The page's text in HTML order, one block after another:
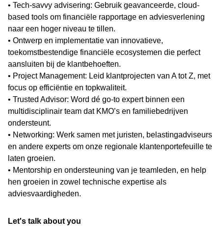
• Tech-savvy advisering: Gebruik geavanceerde, cloud-
based tools om financiële rapportage en adviesverlening
naar een hoger niveau te tillen.
• Ontwerp en implementatie van innovatieve,
toekomstbestendige financiële ecosystemen die perfect
aansluiten bij de klantbehoeften.
• Project Management: Leid klantprojecten van A tot Z, met
focus op efficiëntie en topkwaliteit.
• Trusted Advisor: Word dé go-to expert binnen een
multidisciplinair team dat KMO’s en familiebedrijven
ondersteunt.
• Networking: Werk samen met juristen, belastingadviseurs
en andere experts om onze regionale klantenportefeuille te
laten groeien.
• Mentorship en ondersteuning van je teamleden, en help
hen groeien in zowel technische expertise als
adviesvaardigheden.
Let's talk about you